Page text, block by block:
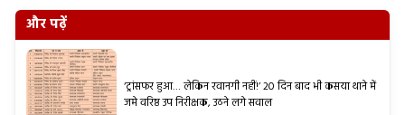
और पढ़ें
‘ट्रांसफर हुआ… लेकिन रवानगी नहीं!’ 20 दिन बाद भी कसया थाने में
जमे वरिष्ठ उप निरीक्षक, उठने लगे सवाल